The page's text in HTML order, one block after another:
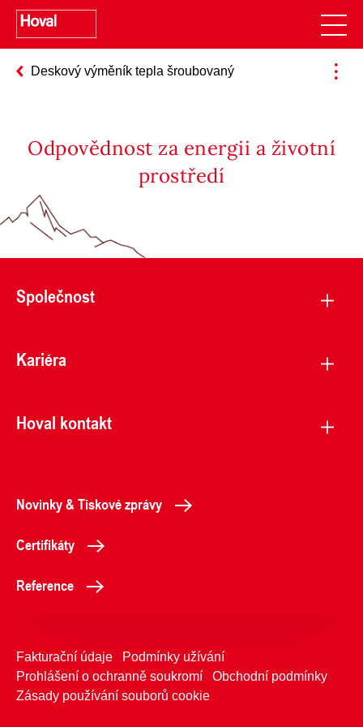
Deskový výměník tepla šroubovaný
Odpovědnost za energii a životní
prostředí
Společnost
Kariéra
Hoval kontakt
Novinky & Tiskové zprávy
Certifikáty
Reference
Fakturační údaje
Podmínky užívání
Prohlášení o ochranně soukromí
Obchodní podmínky
Zásady používání souborů cookie